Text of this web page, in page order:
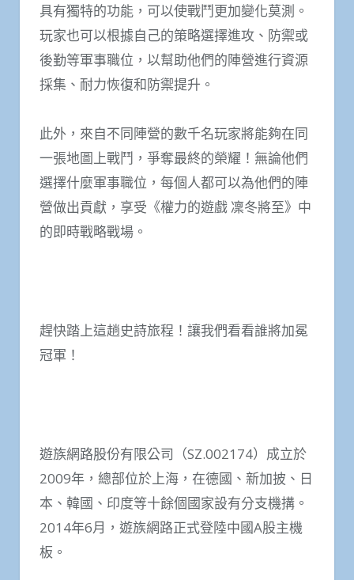
具有獨特的功能，可以使戰鬥更加變化莫測。
玩家也可以根據自己的策略選擇進攻、防禦或
後勤等軍事職位，以幫助他們的陣營進行資源
採集、耐力恢復和防禦提升。
此外，來自不同陣營的數千名玩家將能夠在同
一張地圖上戰鬥，爭奪最終的榮耀！無論他們
選擇什麼軍事職位，每個人都可以為他們的陣
營做出貢獻，享受《權力的遊戲 凜冬將至》中
的即時戰略戰場。
趕快踏上這趟史詩旅程！讓我們看看誰將加冕
冠軍！
遊族網路股份有限公司（SZ.002174）成立於
2009年，總部位於上海，在德國、新加披、日
本、韓國、印度等十餘個國家設有分支機搆。
2014年6月，遊族網路正式登陸中國A股主機
板。